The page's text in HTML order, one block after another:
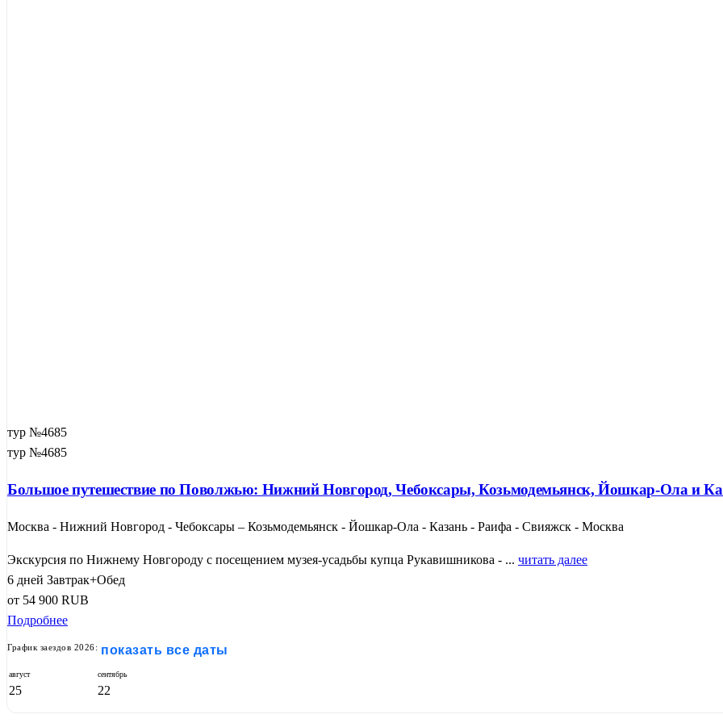
тур №4685
тур №4685
Большое путешествие по Поволжью: Нижний Новгород, Чебоксары, Козьмодемьянск, Йошкар-Ола и
Москва - Нижний Новгород - Чебоксары – Козьмодемьянск - Йошкар-Ола - Казань - Раифа - Свияжск - Москва
Экскурсия по Нижнему Новгороду с посещением музея-усадьбы купца Рукавишникова - ... читать далее
6 дней Завтрак+Обед
от 54 900 RUB
Подробнее
График заездов 2026: показать все даты
август
25
сентябрь
22